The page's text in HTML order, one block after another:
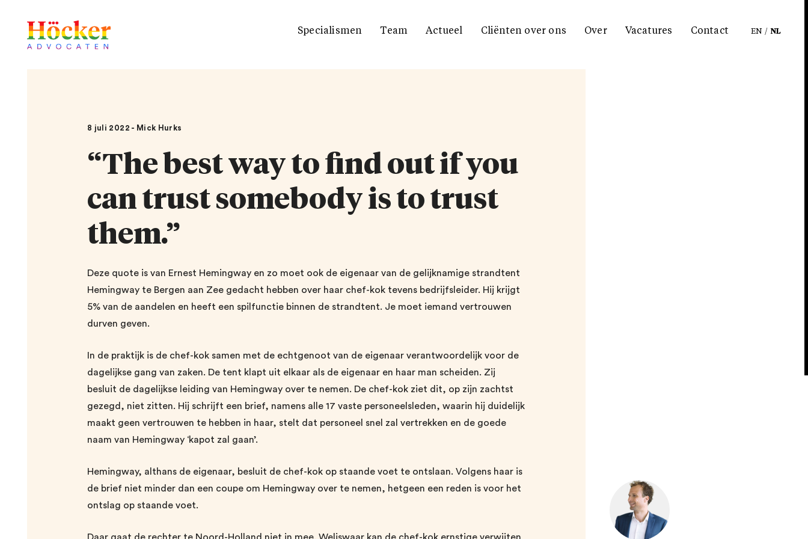
Specialismen Team Actueel Cliënten over ons Over Vacatures Contact EN / NL
8 juli 2022 - Mick Hurks
“The best way to find out if you
can trust somebody is to trust
them.”
Deze quote is van Ernest Hemingway en zo moet ook de eigenaar van de gelijknamige strandtent
Hemingway te Bergen aan Zee gedacht hebben over haar chef-kok tevens bedrijfsleider. Hij krijgt
5% van de aandelen en heeft een spilfunctie binnen de strandtent. Je moet iemand vertrouwen
durven geven.
In de praktijk is de chef-kok samen met de echtgenoot van de eigenaar verantwoordelijk voor de
dagelijkse gang van zaken. De tent klapt uit elkaar als de eigenaar en haar man scheiden. Zij
besluit de dagelijkse leiding van Hemingway over te nemen. De chef-kok ziet dit, op zijn zachtst
gezegd, niet zitten. Hij schrijft een brief, namens alle 17 vaste personeelsleden, waarin hij duidelijk
maakt geen vertrouwen te hebben in haar, stelt dat personeel snel zal vertrekken en de goede
naam van Hemingway ‘kapot zal gaan’.
Hemingway, althans de eigenaar, besluit de chef-kok op staande voet te ontslaan. Volgens haar is
de brief niet minder dan een coupe om Hemingway over te nemen, hetgeen een reden is voor het
ontslag op staande voet.